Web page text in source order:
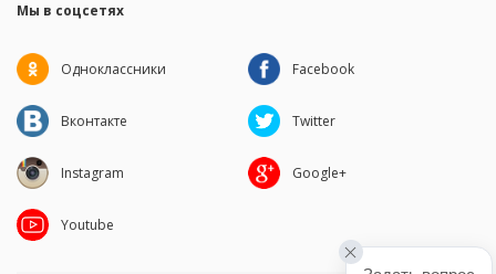
Мы в соцсетях
Одноклассники Facebook
Вконтакте Twitter
Instagram Google+
Youtube